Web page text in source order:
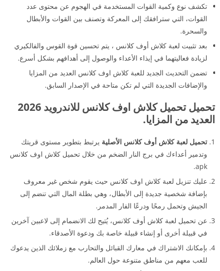
تكشف نوع وكمية القوات المستخدمة في الهجوم عن محتوى عدد
القوات، التي سترافقك إلى المعركة وتصنف بين القوات والأبطال
والسحرة.
بعد تثبيت لعبة كلاش أوف كلانس ، يتم تحسين قوة القوس والفالكيري
لزيادة فعاليتهما في إيذاء الأعداء والوصول إلى أهدافهم بشكل أسرع.
تضمن التحديث الجديد للعبة كلاش اوف كلانس العديد من المزايا
والإضافات الجديدة التي لم تكن متاحة في الإصدار السابق.
تحميل تحميل كلاش اوف كلانس للاندرويد 2026
العديد من المزايا.
تحميل لعبة كلاش أوف كلانس الأصلية يرتبط بتطوير مستوى قريتك
وتدمير أعداءك في برج النار الضخم من خلال تحميل كلاش اوف كلانس
apk.
عليك تنزيل لعبة كلاش اوف كلانس حيث يقوم شخص غير معروف
بإضافة شخصية جديدة إلى الأبطال، وهي بطلة المال التي تنضم إلى
الجيش وتحمل رمحًا ودرعًا الفار المدمر.
عن تحميل لعبة كلاش أوف كلانس، يُتيح لك الانضمام إلى لاعبين آخرين
في قبيلة أخرى أو إنشاء قبيلة خاصة بك ودعوة الأصدقاء.
بإمكانك الاشتراك في معارك القبائل والتحارب مع زملائك الذين يدعوك
للعب معهم من مناطق متنوعة حول العالم.